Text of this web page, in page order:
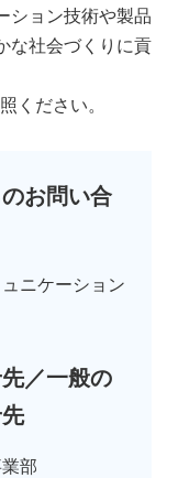
ション技術や製品
な社会づくりに貢
ください。
お問い合
ニケーション
／一般の
部